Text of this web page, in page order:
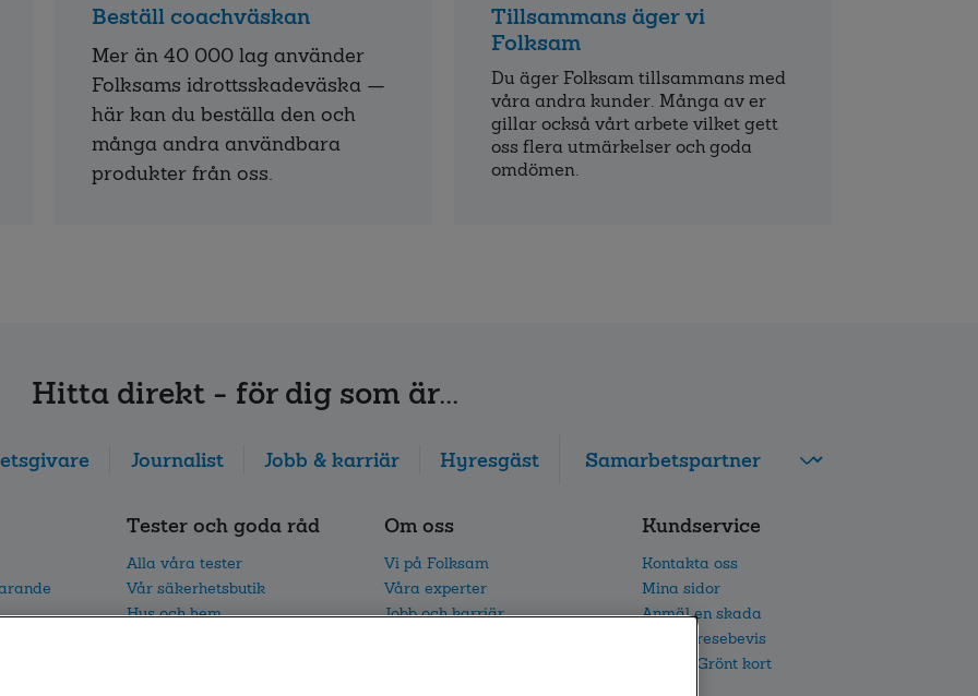
Beställ coachväskan
Mer än 40 000 lag använder
Folksams idrottsskadeväska —
här kan du beställa den och
många andra användbara
produkter från oss.
Tillsammans äger vi
Folksam
Du äger Folksam tillsammans med
våra andra kunder. Många av er
gillar också vårt arbete vilket gett
oss flera utmärkelser och goda
omdömen.
Hitta direkt - för dig som är...
Journalist Jobb & karriär
Hyresgäst
Tjänstepension
grupp
Leverantörswebb
Tester och goda råd
Alla våra tester
Vår säkerhetsbutik
Hus och hem
Om oss
Vi på Folksam
Våra experter
Jobb och karriär
Kundservice
Kontakta oss
Mina sidor
Anmäl en skada
Beställ resebevis
Beställ Grönt kort